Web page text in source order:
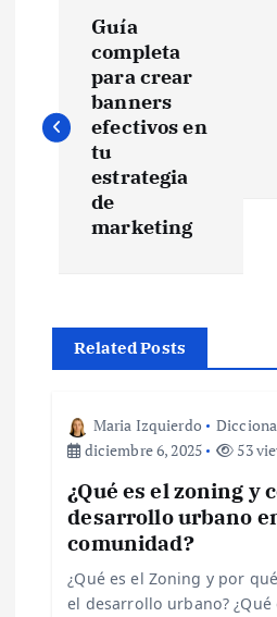
v
c
Guía
completa
para crear
banners
efectivos en
tu
estrategia
de
marketing
Related Posts
Maria Izquierdo
diciembre 6, 2025
53
¿Qué es el zoning y
desarrollo urbano
comunidad?
¿Qué es el Zoning y por
el desarrollo urbano?